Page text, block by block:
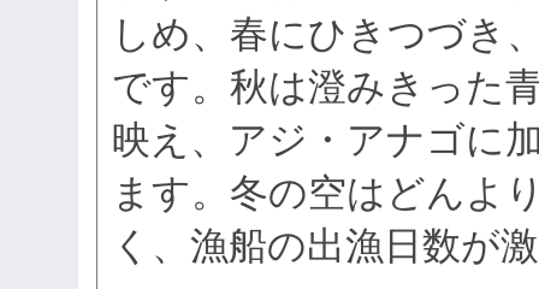
しめ、春にひきつづき
です。秋は澄みきった
映え、アジ・アナゴに
ます。冬の空はどんよ
く、漁船の出漁日数が